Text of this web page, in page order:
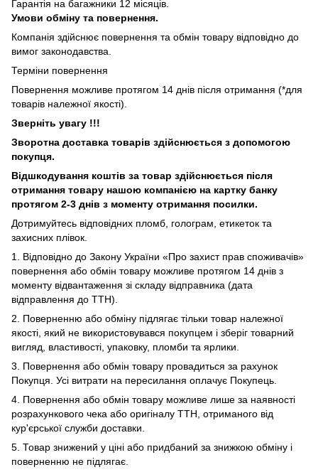
Гарантія на багажники 12 місяців.
Умови обміну та повернення.
Компанія здійснює повернення та обмін товару відповідно до
вимог законодавства.
Терміни повернення
Повернення можливе протягом 14 днів після отримання (*для
товарів належної якості).
Зверніть увагу !!!
Зворотна доставка товарів здійснюється з допомогою
покупця.
Відшкодування коштів за товар здійснюється після
отримання товару нашою компанією на картку банку
протягом 2-3 днів з моменту отримання посилки.
Дотримуйтесь відповідних пломб, голограм, етикеток та
захисних плівок.
1. Відповідно до Закону України «Про захист прав споживачів»
повернення або обмін товару можливе протягом 14 днів з
моменту відвантаження зі складу відправника (дата
відправлення до ТТН).
2. Поверненню або обміну підлягає тільки товар належної
якості, який не використовувався покупцем і зберіг товарний
вигляд, властивості, упаковку, пломби та ярлики.
3. Повернення або обмін товару провадиться за рахунок
Покупця. Усі витрати на пересилання оплачує Покупець.
4. Повернення або обмін товару можливе лише за наявності
розрахункового чека або оригіналу ТТН, отриманого від
кур'єрської служби доставки.
5. Товар знижений у ціні або придбаний за знижкою обміну і
поверненню не підлягає.